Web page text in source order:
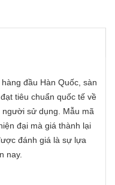
đầu Hàn Quốc, sàn
tiêu chuẩn quốc tế về
sử dụng. Mẫu mã
đại mà giá thành lại
đánh giá là sự lựa
nay.